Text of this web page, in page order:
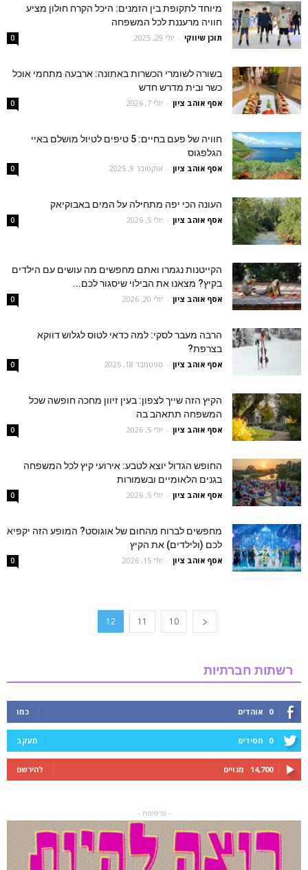
מיוחד לתקופת בין הזמנים: היכל הקרח חולון מציע
חוויה מרעננת לכל המשפחה
תוכן שיווקי - יולי 29, 2025 0
בשורה לשומרי הכשרות באתונה: ארבעה מתחמי אוכל
כשר ובית מדרש חדש
אסף אוהב ציון - יולי 7, 2026 0
חוויה של פעם בחיים: 5 טיפים לטיול מושלם באיי
הגלפגוס
אסף אוהב ציון - אוקטובר 9, 2025 0
העונה הכי יפה מתחילה על המים באבוקיאק
אסף אוהב ציון - יולי 5, 2026 0
הקייטנות נגמרו ואתם מחפשים מה עושים עם הילדים
בקיץ? מצאנו את הבילוי שיסגור לכם...
אסף אוהב ציון - יולי 20, 2026 0
הרבה מעבר לסקי: למה כדאי לטוס לגלוש דווקא
בצרפת?
אסף אוהב ציון - ספטמבר 18, 2025 0
הקיץ הזה שייך לצפון: בעין זיוון מחכה חופשה שכל
המשפחה תתאהב בה
אסף אוהב ציון - יולי 5, 2026 0
החופש הגדול יוצא לטבע: אירועי קיץ לכל המשפחה
בגנים הלאומיים ובשמורות
אסף אוהב ציון - יולי 5, 2026 0
מחפשים לברוח מהחום של אוגוסט? המופע הזה יקפיא
לכם (ולילדים) את הקיץ
אסף אוהב ציון - יולי 15, 2026 0
10
11
12
רשתות חברתיות
0 אוהדים כמו
0 חסידים מעקב
14,700 מנויים להירשם
- פרסומת -